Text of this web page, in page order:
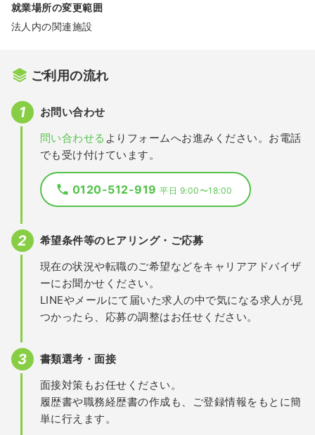
就業場所の変更範囲
法人内の関連施設
ご利用の流れ
お問い合わせ
問い合わせる よりフォームへお進みください。お電話
でも受け付けています。
0120-512-919平日 9:00〜18:00
希望条件等のヒアリング・ご応募
現在の状況や転職のご希望などをキャリアアドバイザ
ーにお聞かせください。
LINEやメールにて届いた求人の中で気になる求人が見
つかったら、応募の調整はお任せください。
書類選考・面接
面接対策もお任せください。
履歴書や職務経歴書の作成も、ご登録情報をもとに簡
単に行えます。